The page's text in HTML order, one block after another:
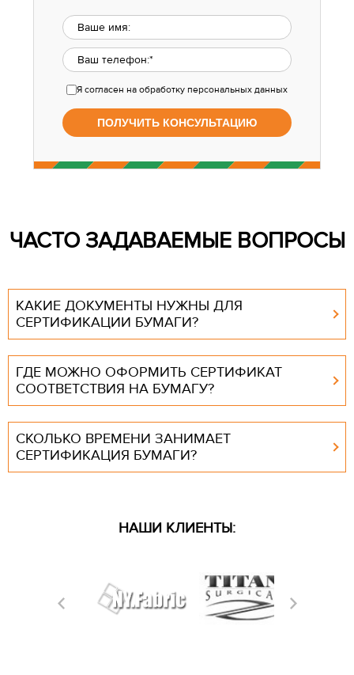
Я согласен на обработку персональных данных
ЧАСТО ЗАДАВАЕМЫЕ ВОПРОСЫ
КАКИЕ ДОКУМЕНТЫ НУЖНЫ ДЛЯ
СЕРТИФИКАЦИИ БУМАГИ?
ГДЕ МОЖНО ОФОРМИТЬ СЕРТИФИКАТ
СООТВЕТСТВИЯ НА БУМАГУ?
СКОЛЬКО ВРЕМЕНИ ЗАНИМАЕТ
СЕРТИФИКАЦИЯ БУМАГИ?
НАШИ КЛИЕНТЫ: